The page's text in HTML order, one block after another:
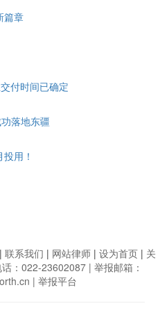
篇章
付时间已确定
落地东疆
用！
| 联系我们 | 网站律师 | 设为首页 | 关
：022-23602087 | 举报邮箱：
| 举报平台